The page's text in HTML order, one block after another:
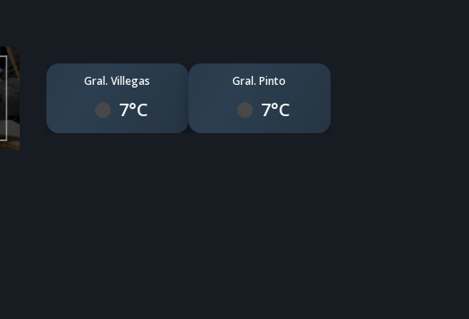
Gral. Villegas
7°C
Gral. Pinto
7°C